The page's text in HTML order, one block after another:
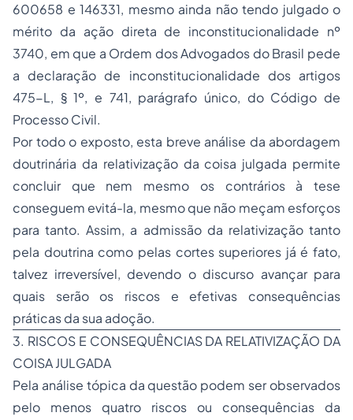
600658 e 146331, mesmo ainda não tendo julgado o
mérito da ação direta de inconstitucionalidade nº
3740, em que a Ordem dos Advogados do Brasil pede
a declaração de inconstitucionalidade dos artigos
475-L, § 1º, e 741, parágrafo único, do Código de
Processo Civil.
Por todo o exposto, esta breve análise da abordagem
doutrinária da relativização da coisa julgada permite
concluir que nem mesmo os contrários à tese
conseguem evitá-la, mesmo que não meçam esforços
para tanto. Assim, a admissão da relativização tanto
pela doutrina como pelas cortes superiores já é fato,
talvez irreversível, devendo o discurso avançar para
quais serão os riscos e efetivas consequências
práticas da sua adoção.
3. RISCOS E CONSEQUÊNCIAS DA RELATIVIZAÇÃO DA
COISA JULGADA
Pela análise tópica da questão podem ser observados
pelo menos quatro riscos ou consequências da